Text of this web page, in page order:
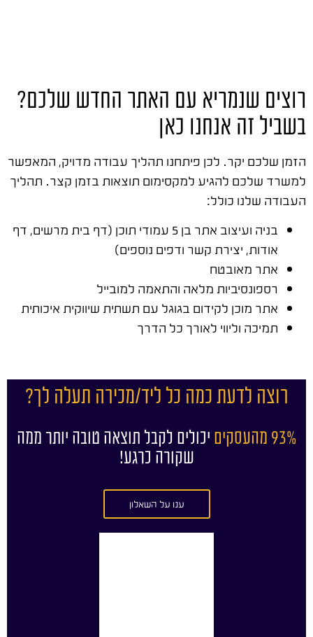
רוצים שנמריא עם האתר החדש שלכם?
בשביל זה אנחנו כאן
הזמן שלכם יקר. לכן פיתחנו תהליך עבודה מדויק, המאפשר
למשרד שלכם להגיע למקסימום תוצאות בזמן קצר. תהליך
העבודה שלנו כולל:
בניה ועיצוב אתר בן 5 עמודי תוכן (דף בית מרשים, דף
אודות, יצירת קשר ודפים נוספים)
אתר מאובטח
רספונסיביות מלאה והתאמה למובייל
אתר מוכן לקידום בגוגל עם תשתית שיווקית איכותית
תמיכה וליווי לאורך כל הדרך
רוצה לדעת כמה כל ליד/מכירה תעלה לך?
93% מהעסקים
יכולים לקבל תוצאה טובה יותר ממה
שקורה כרגע!
ענו על השאלון